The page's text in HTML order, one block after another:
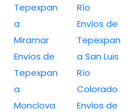
Tepexpan
a
Miramar
Envíos de
Tepexpan
a
Monclova
Río
Envíos de
Tepexpan
a San Luis
Río
Colorado
Envíos de